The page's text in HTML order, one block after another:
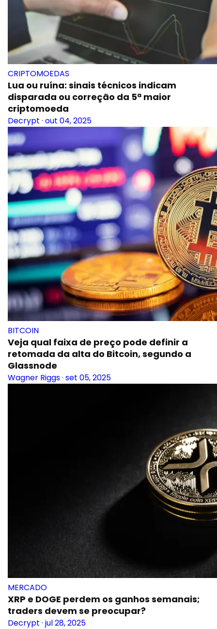
CRIPTOMOEDAS
Lua ou ruína: sinais técnicos indicam
disparada ou correção da 5ª maior
criptomoeda
Decrypt · out 04, 2025
BITCOIN
Veja qual faixa de preço pode definir a
retomada da alta do Bitcoin, segundo a
Glassnode
Wagner Riggs· set 05, 2025
MERCADO
XRP e DOGE perdem os ganhos semanais;
traders devem se preocupar?
Decrypt · jul 28, 2025